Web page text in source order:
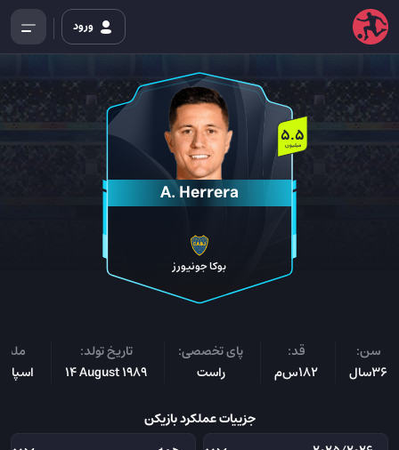
ورود
A. Herrera
5.5
میلیون
بوکا جونیورز
سن:
36سال
قد:
182س‌م
پای تخصصی:
راست
تاریخ تولد:
14 August 1989
جزییات عملکرد بازیکن